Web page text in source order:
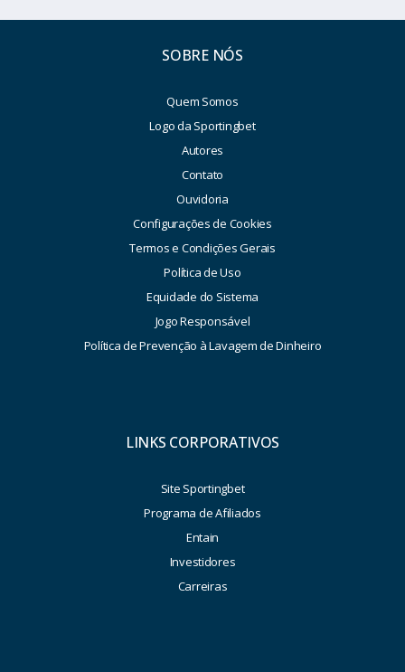
SOBRE NÓS
Quem Somos
Logo da Sportingbet
Autores
Contato
Ouvidoria
Configurações de Cookies
Termos e Condições Gerais
Política de Uso
Equidade do Sistema
Jogo Responsável
Política de Prevenção à Lavagem de Dinheiro
LINKS CORPORATIVOS
Site Sportingbet
Programa de Afiliados
Entain
Investidores
Carreiras